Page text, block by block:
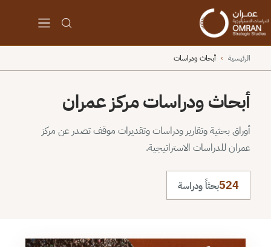
الرئيسية › أبحاث ودراسات
أبحاث ودراسات مركز عمران
أوراق بحثية وتقارير ودراسات وتقديرات موقف تصدر عن مركز
عمران للدراسات الاستراتيجية.
524بحثاً ودراسة